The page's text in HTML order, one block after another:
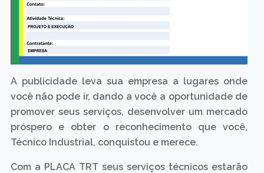
A publicidade leva sua empresa a lugares onde
você não pode ir, dando a você a oportunidade de
promover seus serviços, desenvolver um mercado
próspero e obter o reconhecimento que você,
Técnico Industrial, conquistou e merece.
Com a PLACA TRT seus serviços técnicos estarão